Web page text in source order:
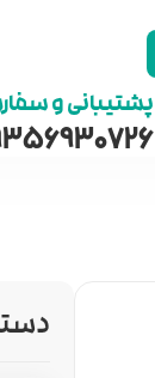
پشتیبانی و